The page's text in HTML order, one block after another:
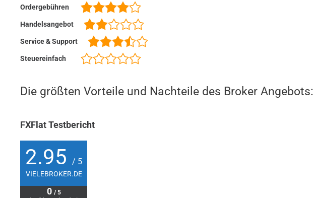
Ordergebühren
Handelsangebot
Service & Support
Steuereinfach
Die größten Vorteile und Nachteile des Broker Angebots:
FXFlat Testbericht
2.95 / 5
VIELEBROKER.DE
0 / 5